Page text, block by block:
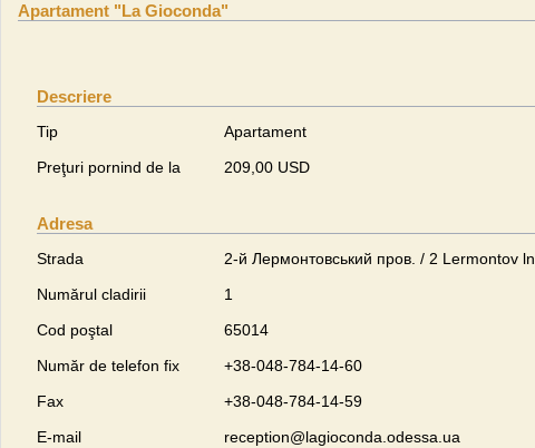
Apartament "La Gioconda"
Descriere
Tip
Apartament
Preţuri pornind de la
209,00 USD
Adresa
Strada
2-й Лермонтовський пров. / 2 Lermontov ln.
Numărul cladirii
1
Cod poştal
65014
Număr de telefon fix
+38-048-784-14-60
Fax
+38-048-784-14-59
E-mail
reception@lagioconda.odessa.ua